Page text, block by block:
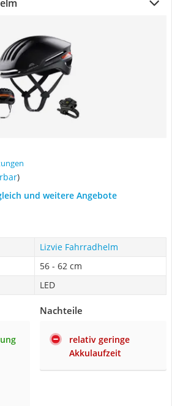
)
und weitere Angebote
Lizvie Fahrradhelm
56 - 62 cm
LED
Nachteile
relativ geringe
Akkulaufzeit